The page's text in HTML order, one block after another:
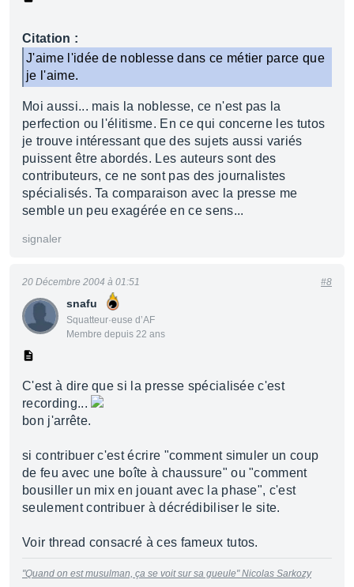
Citation :
J'aime l'idée de noblesse dans ce métier parce que
je l'aime.
Moi aussi... mais la noblesse, ce n'est pas la
perfection ou l'élitisme. En ce qui concerne les tutos
je trouve intéressant que des sujets aussi variés
puissent être abordés. Les auteurs sont des
contributeurs, ce ne sont pas des journalistes
spécialisés. Ta comparaison avec la presse me
semble un peu exagérée en ce sens...
signaler
snafu
Squatteur·euse d’AF
Membre depuis 22 ans
20 Décembre 2004 à 01:51 #8
C'est à dire que si la presse spécialisée c'est
recording...
bon j'arrête.
si contribuer c'est écrire "comment simuler un coup
de feu avec une boîte à chaussure" ou "comment
bousiller un mix en jouant avec la phase", c'est
seulement contribuer à décrédibiliser le site.
Voir thread consacré à ces fameux tutos.
"Quand on est musulman, ça se voit sur sa gueule"Nicolas Sarkozy